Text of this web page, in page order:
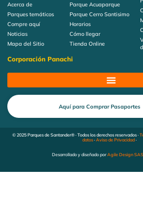
Acerca de
Parques temáticos
Compre aquí
Noticias
Mapa del Sitio
Parque Acuaparque
Parque Cerro Santisimo
Horarios
Cómo llegar
Tienda Online
Corporación Panachi
Aquí para Comprar Pasaportes
© 2025 Parques de Santander® · Todos los derechos reservados ·
datos·Aviso de Privacidad·
Desarrollado y diseñado porAgile Design SAS